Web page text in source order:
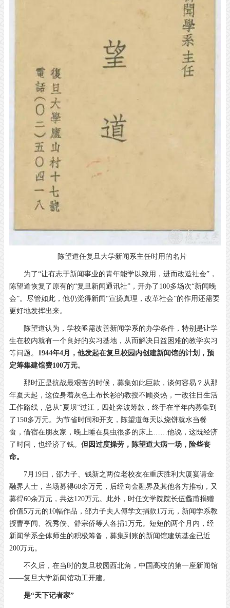
陈望道任复旦大学新闻系主任时用的名片
为了“让有志于新闻事业的青年能学以致用，进而改造社会”，
陈望道恢复了原有的“复旦新闻通讯社”，开办了100多场次“新闻晚
会”。尽管如此，他仍觉得新闻“宣扬真理，改革社会”的作用还需要
更好地发挥出来。
陈望道认为，学校亟需改善新闻学系的办学条件，特别是让学
生在校内就有一个良好的实习基地，从而解决日益困难的教学实习
等问题。 1944年4月，他发起在复旦校园内创建新闻馆的计划，预
定筹集建馆费100万元。
那时正是抗战最艰苦的时候，募集如此巨款，谈何容易？从那
年夏天起，这位身着灰色土布长衫的教授不顾炎热，一改往日生活
工作路线，总从“夏坝”过江，四处奔波筹款，终于在半年内募集到
了150多万元。为节省时间和开支，陈望道每天以烧饼就水当餐
食，借宿在朋友家，晚上睡在臭虫很多的床上……他说，这既经济
了时间，也经济了钱。 但因过度操劳，陈望道大病一场，险些丧
命。
7月19日，邵力子、钱新之两位老校友在重庆胜利大厦宴请金
融界人士，当场募得60余万元，后经向金融界及其他各方推动，又
募得60余万元，共达120万元。此外，时任文学院院长伍蠡甫捐赠
价值5万元的10幅作品，邵力子夫人傅学文捐款1万元，新闻学系教
授曹亨闻、祝秀侠、舒宗侨等人各捐1万元。短短的两个月内，经
新闻学系全体师生的积极筹备，募集到账的新闻馆建筑基金已近
200万元。
不久后，在当时的复旦校园西北角，中国高校的第一座新闻馆
——复旦大学新闻馆动工开建。
是“天下记者家”